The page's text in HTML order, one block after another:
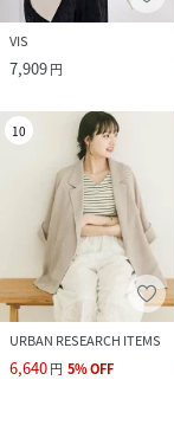
VIS
7,909円
10
URBAN RESEARCH ITEMS
6,640円 5%OFF